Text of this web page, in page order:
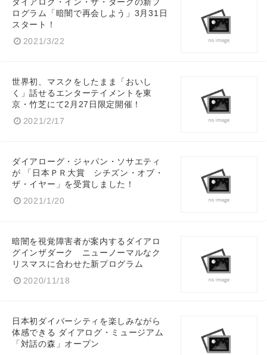
ダイアログ・イン・ザ・ダークの新プ
ログラム「暗闇で再会しよう」3月31日
スタート！
2021/3/22
世界初、マスクをしたまま「おいし
く」話せるエンターテイメントを東
京・竹芝にて2月27日限定開催！
2021/2/17
ダイアローグ・ジャパン・ソサエティ
が 「日本ＰＲ大賞 シチズン・オブ・
ザ・イヤー」を受賞しました！
2021/1/20
暗闇を視覚障害者が案内するダイアロ
グインザダーク ニューノーマルなク
リスマスに合わせた新プログラム
2020/11/18
日本初ダイバーシティを楽しみながら
体感できる ダイアログ・ミュージアム
「対話の森」オープン